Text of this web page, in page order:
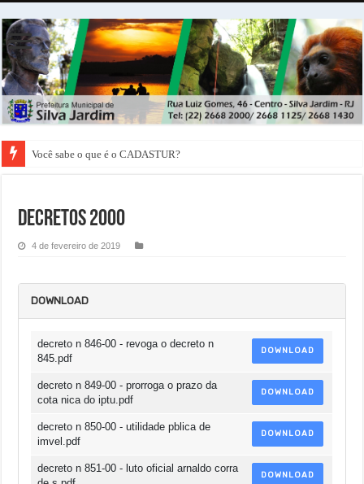
Você sabe o que é o CADASTUR?
Decretos 2000
4 de fevereiro de 2019
DOWNLOAD
decreto n 846-00 - revoga o decreto n
845.pdf
DOWNLOAD
decreto n 849-00 - prorroga o prazo da
cota nica do iptu.pdf
DOWNLOAD
decreto n 850-00 - utilidade pblica de
imvel.pdf
DOWNLOAD
decreto n 851-00 - luto oficial arnaldo corra
DOWNLOAD